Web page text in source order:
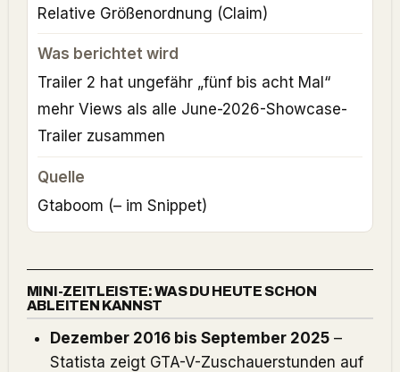
Relative Größenordnung (Claim)
Trailer 2 hat ungefähr „fünf bis acht Mal“
mehr Views als alle June-2026-Showcase-
Trailer zusammen
Gtaboom (– im Snippet)
MINI-ZEITLEISTE: WAS DU HEUTE SCHON
ABLEITEN KANNST
Dezember 2016 bis September 2025–
Statista zeigt GTA-V-Zuschauerstunden auf